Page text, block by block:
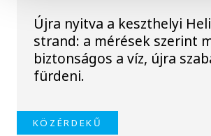
Újra nyitva a keszthelyi
strand: a mérések szerint
biztonságos a víz, újra
fürdeni.
KÖZÉRDEKŰ